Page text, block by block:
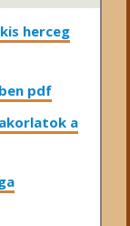
herceg
pdf
a